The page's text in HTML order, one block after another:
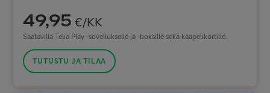
49,95 €/KK
Saatavilla Telia Play -sovellukselle ja -boksille sekä kaapelikortille.
TUTUSTU JA TILAA